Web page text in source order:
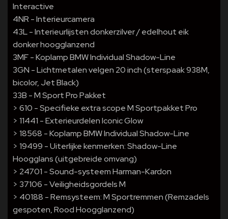
Interactive
4NR - Interieurcamera
43L - Interieurlijsten donkerzilver / edelhout eik
donker hoogglanzend
3MF - Koplamp BMW Individual Shadow-Line
3GN - Lichtmetalen velgen 20 inch (sterspaak 938M,
bicolor, Jet Black)
33B - M Sport Pro Pakket
> 610 - Specifieke extra scope M Sportpakket Pro
> 11441 - Exterieurdelen Iconic Glow
> 18568 - Koplamp BMW Individual Shadow-Line
> 19499 - Uiterlijke kenmerken: Shadow-Line
Hoogglans (uitgebreide omvang)
> 24701 - Sound-systeem Harman-Kardon
> 37106 - Veiligheidsgordels M
> 40188 - Remsysteem: M Sportremmen (Remzadels
gespoten, Rood Hoogglanzend)